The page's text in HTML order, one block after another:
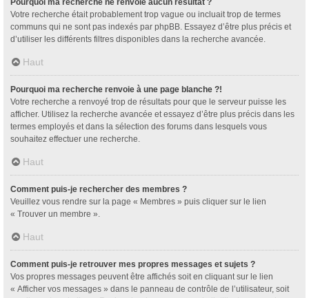
Votre recherche était probablement trop vague ou incluait trop de termes
communs qui ne sont pas indexés par phpBB. Essayez d’être plus précis et
d’utiliser les différents filtres disponibles dans la recherche avancée.
Haut
Pourquoi ma recherche renvoie à une page blanche ?!
Votre recherche a renvoyé trop de résultats pour que le serveur puisse les
afficher. Utilisez la recherche avancée et essayez d’être plus précis dans les
termes employés et dans la sélection des forums dans lesquels vous
souhaitez effectuer une recherche.
Haut
Comment puis-je rechercher des membres ?
Veuillez vous rendre sur la page « Membres » puis cliquer sur le lien
« Trouver un membre ».
Haut
Comment puis-je retrouver mes propres messages et sujets ?
Vos propres messages peuvent être affichés soit en cliquant sur le lien
« Afficher vos messages » dans le panneau de contrôle de l’utilisateur, soit